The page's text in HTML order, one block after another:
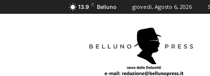
13.9 C Belluno giovedì, Agosto 6, 2026